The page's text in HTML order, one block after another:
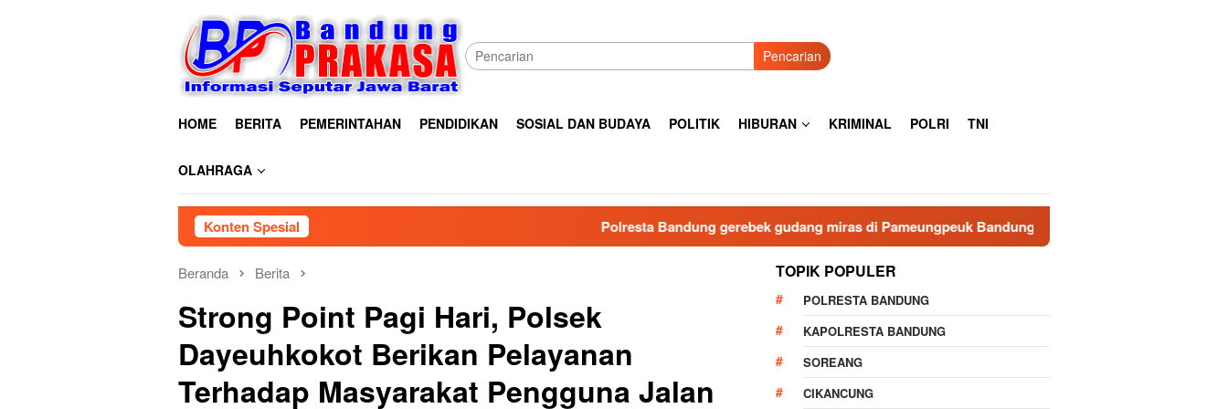
Pencarian
HOME BERITA PEMERINTAHAN PENDIDIKAN SOSIAL DAN BUDAYA POLITIK HIBURAN KRIMINAL POLRI TNI
OLAHRAGA
Konten Spesial Polresta Bandung gerebek gudang miras di Pameungpeuk Bandung, Polisi Sita 7.000 Botol Berbagai Merek
Beranda Berita
Strong Point Pagi Hari, Polsek
Dayeuhkokot Berikan Pelayanan
Terhadap Masyarakat Pengguna Jalan
TOPIK POPULER
POLRESTA BANDUNG
KAPOLRESTA BANDUNG
SOREANG
CIKANCUNG